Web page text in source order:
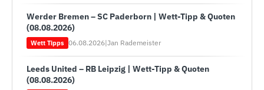
Werder Bremen – SC Paderborn | Wett-Tipp & Quoten
(08.08.2026)
Wett Tipps 06.08.2026|Jan Rademeister
Leeds United – RB Leipzig | Wett-Tipp & Quoten
(08.08.2026)